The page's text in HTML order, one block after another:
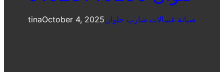
tinaOctober 4, 2025صيانة غسالات شارب حلوان